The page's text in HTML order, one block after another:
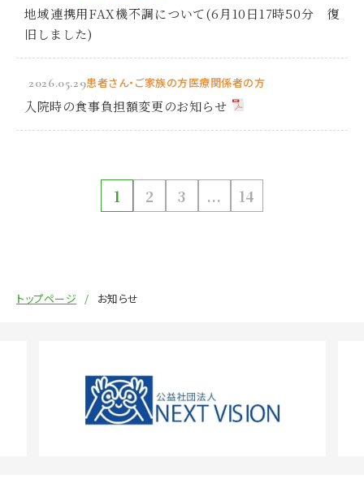
地域連携用FAX機不調について(6月10日17時50分 復
旧しました)
2026.05.29患者さん・ご家族の方医療関係者の方
入院時の食事負担額変更のお知らせ
1 2 3 ... 14
トップページ お知らせ